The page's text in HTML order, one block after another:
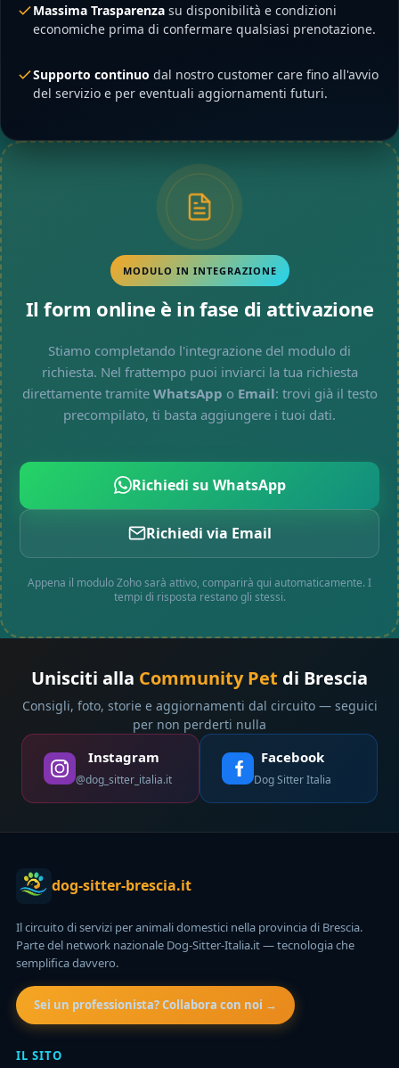
Massima Trasparenza su disponibilità e condizioni
economiche prima di confermare qualsiasi prenotazione.
Supporto continuo dal nostro customer care fino all'avvio
del servizio e per eventuali aggiornamenti futuri.
MODULO IN INTEGRAZIONE
Il form online è in fase di attivazione
Stiamo completando l'integrazione del modulo di
richiesta. Nel frattempo puoi inviarci la tua richiesta
direttamente tramite WhatsApp o Email: trovi già il testo
precompilato, ti basta aggiungere i tuoi dati.
Richiedi su WhatsApp
Richiedi via Email
Appena il modulo Zoho sarà attivo, comparirà qui automaticamente. I
tempi di risposta restano gli stessi.
Unisciti alla Community Pet di Brescia
Consigli, foto, storie e aggiornamenti dal circuito — seguici
per non perderti nulla
Instagram
@dog_sitter_italia.it
Facebook
Dog Sitter Italia
dog-sitter-brescia.it
Il circuito di servizi per animali domestici nella provincia di Brescia.
Parte del network nazionale Dog-Sitter-Italia.it — tecnologia che
semplifica davvero.
Sei un professionista? Collabora con noi →
IL SITO